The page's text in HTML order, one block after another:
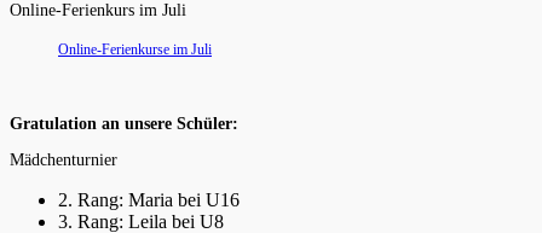
Online-Ferienkurs im Juli
Online-Ferienkurse im Juli
Gratulation an unsere Schüler:
Mädchenturnier
2. Rang: Maria bei U16
3. Rang: Leila bei U8